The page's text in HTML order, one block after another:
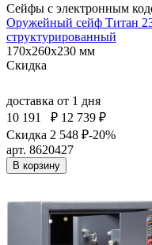
Сейфы с электронным
Оружейный сейф Титан
структурированный
170x260x230 мм
Скидка
доставка от 1 дня
10 191
₽ 12 739 ₽
Скидка 2 548 ₽-20%
арт. 8620427
В корзину